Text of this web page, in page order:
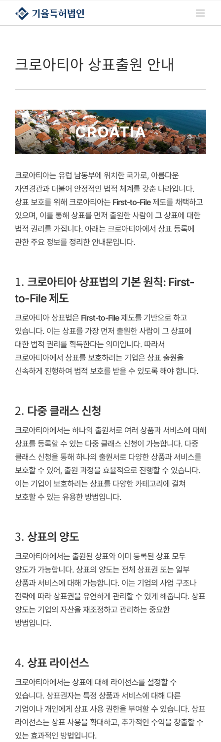
콘텐츠로
건너뛰기
크로아티아 상표출원 안내
크로아티아는 유럽 남동부에 위치한 국가로, 아름다운
자연경관과 더불어 안정적인 법적 체계를 갖춘 나라입니다.
상표 보호를 위해 크로아티아는 First-to-File제도를 채택하고
있으며, 이를 통해 상표를 먼저 출원한 사람이 그 상표에 대한
법적 권리를 가집니다. 아래는 크로아티아에서 상표 등록에
관한 주요 정보를 정리한 안내문입니다.
1. 크로아티아 상표법의 기본 원칙: First-
to-File 제도
크로아티아 상표법은 First-to-File제도를 기반으로 하고
있습니다. 이는 상표를 가장 먼저 출원한 사람이 그 상표에
대한 법적 권리를 획득한다는 의미입니다. 따라서
크로아티아에서 상표를 보호하려는 기업은 상표 출원을
신속하게 진행하여 법적 보호를 받을 수 있도록 해야 합니다.
2. 다중 클래스 신청
크로아티아에서는 하나의 출원서로 여러 상품과 서비스에 대해
상표를 등록할 수 있는 다중 클래스 신청이 가능합니다. 다중
클래스 신청을 통해 하나의 출원서로 다양한 상품과 서비스를
보호할 수 있어, 출원 과정을 효율적으로 진행할 수 있습니다.
이는 기업이 보호하려는 상표를 다양한 카테고리에 걸쳐
보호할 수 있는 유용한 방법입니다.
3. 상표의 양도
크로아티아에서는 출원된 상표와 이미 등록된 상표 모두
양도가 가능합니다. 상표의 양도는 전체 상표권 또는 일부
상품과 서비스에 대해 가능합니다. 이는 기업의 사업 구조나
전략에 따라 상표권을 유연하게 관리할 수 있게 해줍니다. 상표
양도는 기업의 자산을 재조정하고 관리하는 중요한
방법입니다.
4. 상표 라이선스
크로아티아에서는 상표에 대해 라이선스를 설정할 수
있습니다. 상표권자는 특정 상품과 서비스에 대해 다른
기업이나 개인에게 상표 사용 권한을 부여할 수 있습니다. 상표
라이선스는 상표 사용을 확대하고, 추가적인 수익을 창출할 수
있는 효과적인 방법입니다.